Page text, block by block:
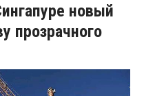
новый
прозрачного